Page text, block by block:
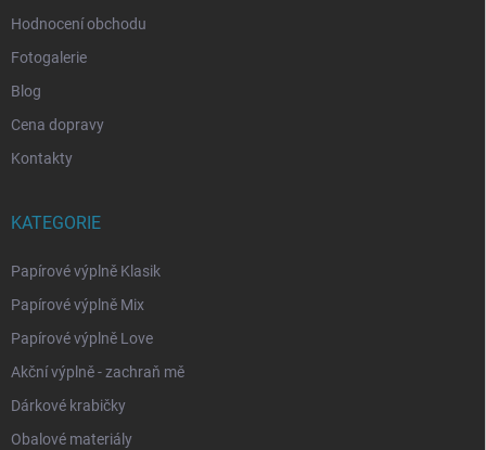
Hodnocení obchodu
Fotogalerie
Blog
Cena dopravy
Kontakty
KATEGORIE
Papírové výplně Klasik
Papírové výplně Mix
Papírové výplně Love
Akční výplně - zachraň mě
Dárkové krabičky
Obalové materiály